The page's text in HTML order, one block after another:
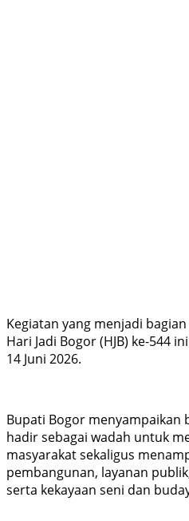
Kegiatan yang menjadi
Hari Jadi Bogor (HJB) ke-544
14 Juni 2026.
Bupati Bogor menyampaikan
hadir sebagai wadah untuk
masyarakat sekaligus
pembangunan, layanan
serta kekayaan seni dan